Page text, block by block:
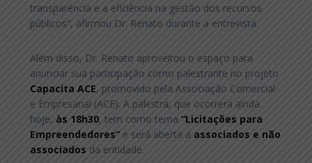
transparência e a eficiência na gestão dos recursos
públicos”, afirmou Dr. Renato durante a entrevista.
Além disso, Dr. Renato aproveitou o espaço para
anunciar sua participação como palestrante no projeto
Capacita ACE, promovido pela Associação Comercial
e Empresarial (ACE). A palestra, que ocorrerá ainda
hoje, às 18h30, tem como tema “Licitações para
Empreendedores” e será aberta a associados e não
associados da entidade.